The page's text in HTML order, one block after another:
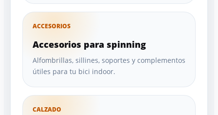
ACCESORIOS
Accesorios para spinning
Alfombrillas, sillines, soportes y complementos
útiles para tu bici indoor.
CALZADO